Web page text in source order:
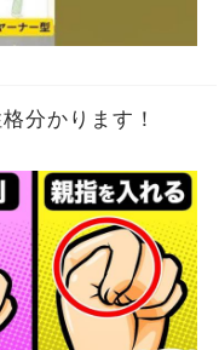
分かります！